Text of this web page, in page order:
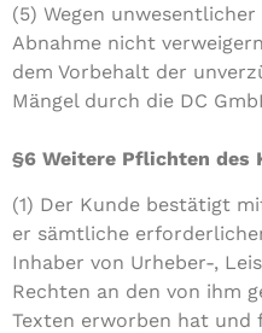
(5) Wegen
Abnahme nicht
dem Vorbehalt der
Mängel durch die DC
§6 Weitere Pflichten des
(1) Der Kunde bestätigt
er sämtliche
Inhaber von Urheber-,
Rechten an den von ihm
Texten erworben hat und